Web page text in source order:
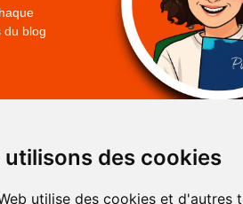
utilisons des cookies
utilise des cookies et d'autres
du blog